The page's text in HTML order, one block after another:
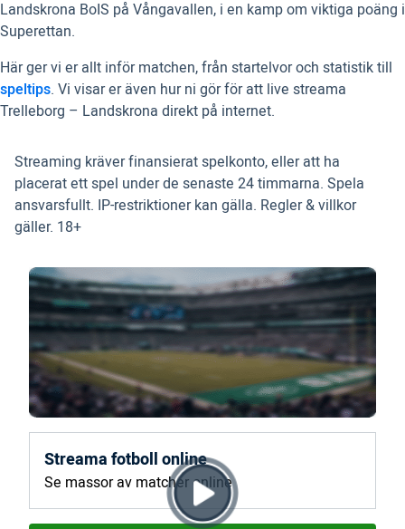
Landskrona BoIS på Vångavallen, i en kamp om viktiga poäng i
Superettan.
Här ger vi er allt inför matchen, från startelvor och statistik till
speltips. Vi visar er även hur ni gör för att live streama
Trelleborg – Landskrona direkt på internet.
Streaming kräver finansierat spelkonto, eller att ha
placerat ett spel under de senaste 24 timmarna. Spela
ansvarsfullt. IP-restriktioner kan gälla. Regler & villkor
gäller. 18+
Streama fotboll online
Se massor av matcher online